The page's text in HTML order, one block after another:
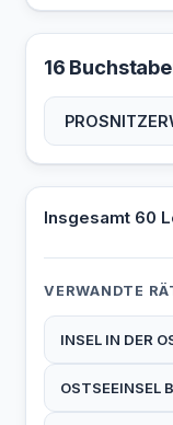
16
Insgesamt 60
VERWANDTE
INSEL IN DER
OSTSEEINSEL